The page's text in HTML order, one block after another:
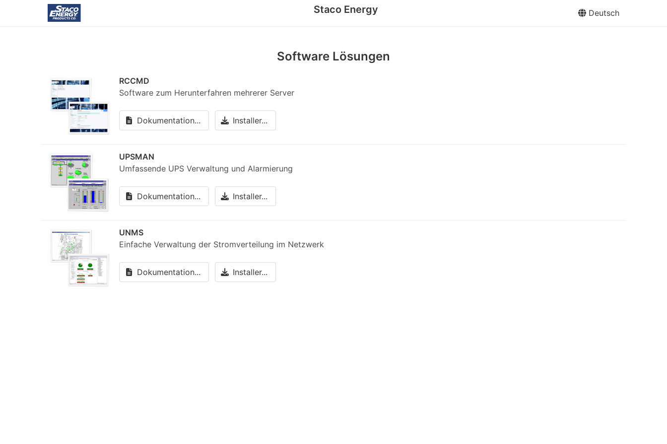
Staco Energy Deutsch
Software Lösungen
RCCMD
Software zum Herunterfahren mehrerer Server
Dokumentation... Installer...
UPSMAN
Umfassende UPS Verwaltung und Alarmierung
Dokumentation... Installer...
UNMS
Einfache Verwaltung der Stromverteilung im Netzwerk
Dokumentation... Installer...